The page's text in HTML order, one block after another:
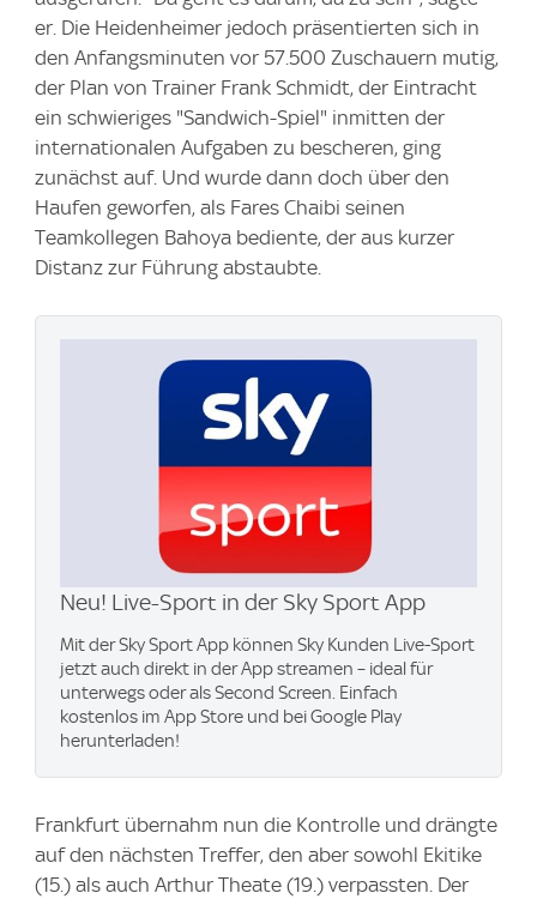
er. Die Heidenheimer jedoch präsentierten sich in
den Anfangsminuten vor 57.500 Zuschauern mutig,
der Plan von Trainer Frank Schmidt, der Eintracht
ein schwieriges "Sandwich-Spiel" inmitten der
internationalen Aufgaben zu bescheren, ging
zunächst auf. Und wurde dann doch über den
Haufen geworfen, als Fares Chaibi seinen
Teamkollegen Bahoya bediente, der aus kurzer
Distanz zur Führung abstaubte.
Neu! Live-Sport in der Sky Sport App
Mit der Sky Sport App können Sky Kunden Live-Sport
jetzt auch direkt in der App streamen – ideal für
unterwegs oder als Second Screen. Einfach
kostenlos im App Store und bei Google Play
herunterladen!
Frankfurt übernahm nun die Kontrolle und drängte
auf den nächsten Treffer, den aber sowohl Ekitike
(15.) als auch Arthur Theate (19.) verpassten. Der